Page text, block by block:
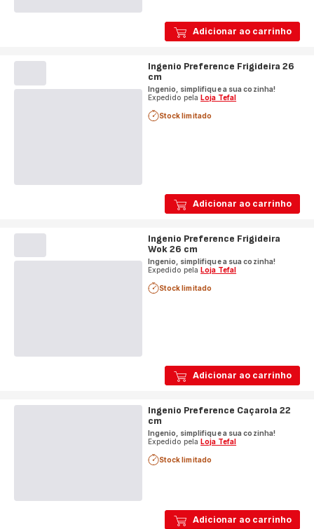
Adicionar ao carrinho
Adicionar ao carrinho
Ingenio Preference Frigideira 26
cm
Ingenio, simplifique a sua cozinha!
Expedido pela Loja Tefal
Stock limitado
Adicionar ao carrinho
Ingenio Preference Frigideira
Wok 26 cm
Ingenio, simplifique a sua cozinha!
Expedido pelaLoja Tefal
Stock limitado
Adicionar ao carrinho
Ingenio Preference Caçarola 22
cm
Ingenio, simplifique a sua cozinha!
Expedido pela Loja Tefal
Stock limitado